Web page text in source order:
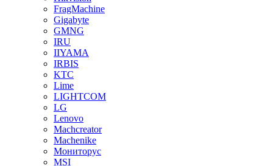
FragMachine
Gigabyte
GMNG
IRU
IIYAMA
IRBIS
KTC
Lime
LIGHTCOM
LG
Lenovo
Machcreator
Machenike
Мониторус
MSI